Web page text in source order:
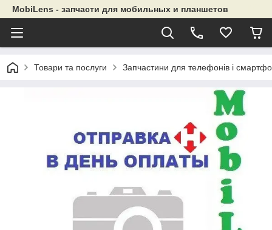
MobiLens - запчасти для мобильных и планшетов
Товари та послуги Запчастини для телефонів і